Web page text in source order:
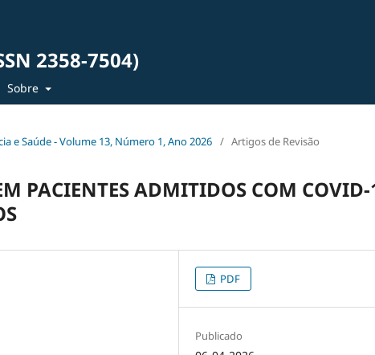
2358-7504)
Sobre
e Saúde - Volume 13, Número 1, Ano 2026 / Artigos de Revisão
PACIENTES ADMITIDOS COM
PDF
Publicado